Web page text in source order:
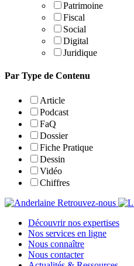
Patrimoine
Fiscal
Social
Digital
Juridique
Par Type de Contenu
Article
Podcast
FaQ
Dossier
Fiche Pratique
Dessin
Vidéo
Chiffres
Retrouvez-nous
Découvrir nos expertises
Nos services en ligne
Nous connaître
Nous contacter